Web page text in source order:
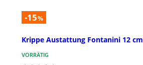
-15%
Krippe Austattung Fontanini 12 cm
VORRÄTIG